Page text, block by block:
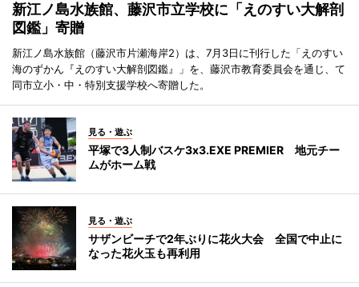
新江ノ島水族館、藤沢市立学校に「えのすい大解剖
図鑑」寄贈
新江ノ島水族館（藤沢市片瀬海岸2）は、7月3日に刊行した「えのすい
海のずかん『えのすい大解剖図鑑』」を、藤沢市教育委員会を通じ、て
同市立小・中・特別支援学校へ寄贈した。
見る・遊ぶ
平塚で3人制バスケ3x3.EXE PREMIER 地元チー
ムがホーム戦
見る・遊ぶ
サザンビーチで2年ぶりに花火大会 全国で中止に
なった花火玉も再利用